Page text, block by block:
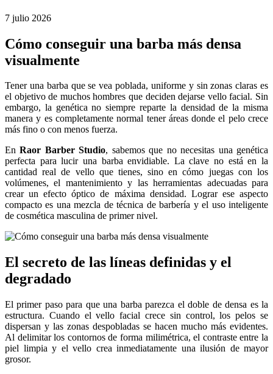
7 julio 2026
Cómo conseguir una barba más densa
visualmente
Tener una barba que se vea poblada, uniforme y sin zonas claras es
el objetivo de muchos hombres que deciden dejarse vello facial. Sin
embargo, la genética no siempre reparte la densidad de la misma
manera y es completamente normal tener áreas donde el pelo crece
más fino o con menos fuerza.
EnRaor Barber Studio, sabemos que no necesitas una genética
perfecta para lucir una barba envidiable. La clave no está en la
cantidad real de vello que tienes, sino en cómo juegas con los
volúmenes, el mantenimiento y las herramientas adecuadas para
crear un efecto óptico de máxima densidad. Lograr ese aspecto
compacto es una mezcla de técnica de barbería y el uso inteligente
de cosmética masculina de primer nivel.
El secreto de las líneas definidas y el
degradado
El primer paso para que una barba parezca el doble de densa es la
estructura. Cuando el vello facial crece sin control, los pelos se
dispersan y las zonas despobladas se hacen mucho más evidentes.
Al delimitar los contornos de forma milimétrica, el contraste entre la
piel limpia y el vello crea inmediatamente una ilusión de mayor
grosor.